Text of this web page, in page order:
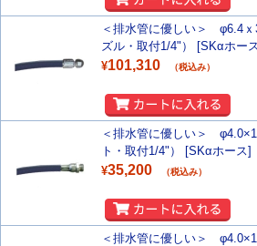
＜排水管に優しい＞ φ6.4
ズル・取付1/4"） [SKαホー
¥101,310 （税込み）
＜排水管に優しい＞
ト・取付1/4"） [SKαホース]
¥35,200 （税込み）
＜排水管に優しい＞